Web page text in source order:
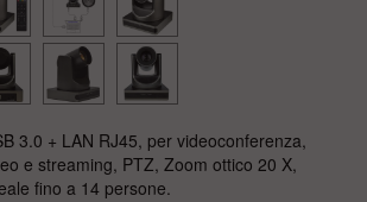
3.0 + LAN RJ45, per videoconferenza,
e streaming, PTZ, Zoom ottico 20 X,
fino a 14 persone.